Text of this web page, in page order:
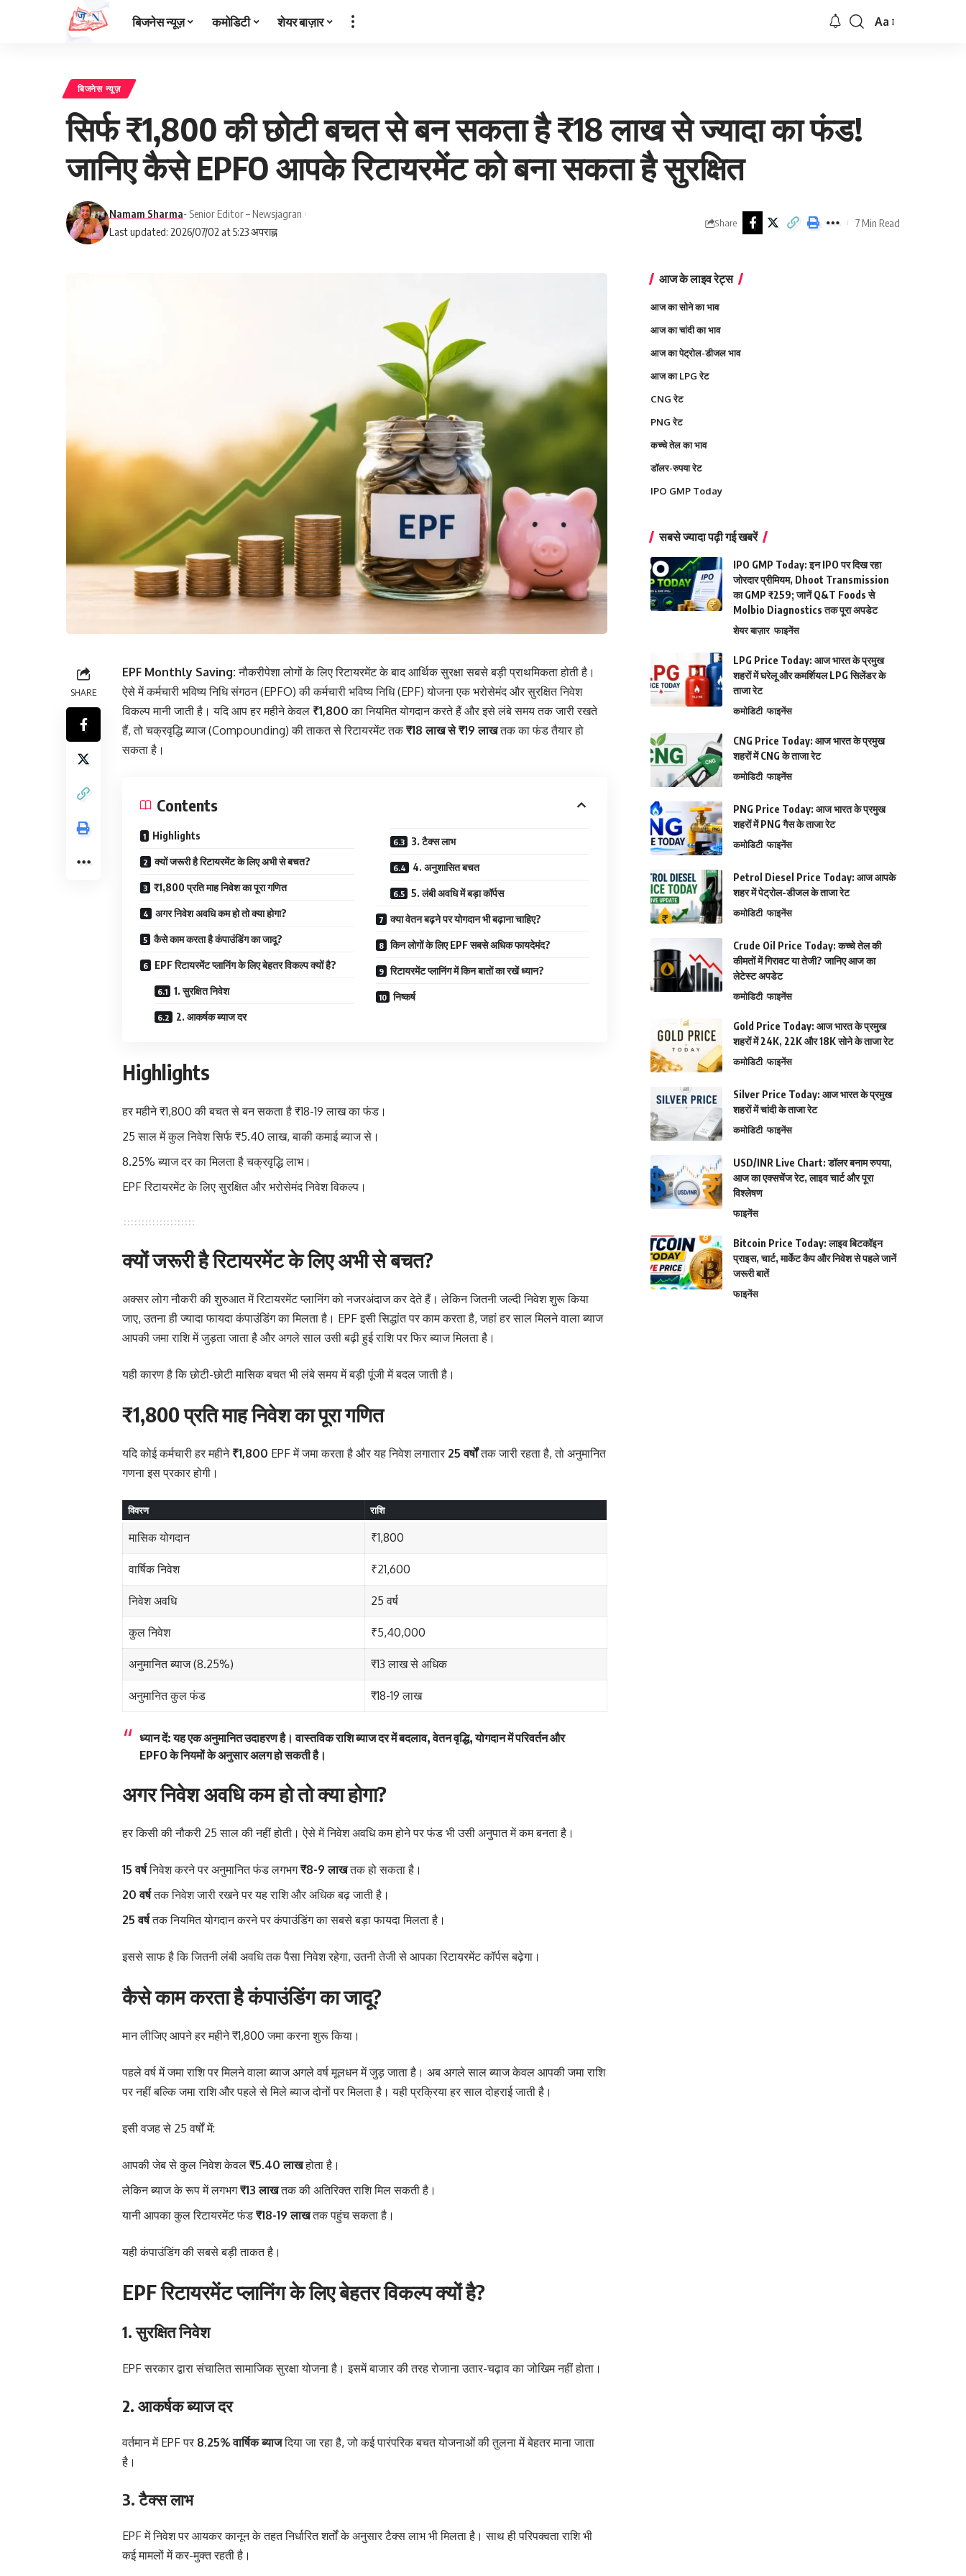
बिजनेस न्यूज़ कमोडिटी शेयर बाज़ार
Font
Aa
बिजनेस न्यूज़
सिर्फ ₹1,800 की छोटी बचत से बन सकता है ₹18 लाख से ज्यादा का फंड!
जानिए कैसे EPFO आपके रिटायरमेंट को बना सकता है सुरक्षित
Last updated: 2026/07/02 at 5:23 अपराह्न
Namam Sharma- Senior Editor – Newsjagran
Share 7 Min Read
SHARE
EPF Monthly Saving: नौकरीपेशा लोगों के लिए रिटायरमेंट के बाद आर्थिक सुरक्षा सबसे बड़ी प्राथमिकता होती है।
ऐसे में कर्मचारी भविष्य निधि संगठन (EPFO) की कर्मचारी भविष्य निधि (EPF) योजना एक भरोसेमंद और सुरक्षित निवेश
विकल्प मानी जाती है। यदि आप हर महीने केवल ₹1,800 का नियमित योगदान करते हैं और इसे लंबे समय तक जारी रखते
हैं, तो चक्रवृद्धि ब्याज (Compounding) की ताकत से रिटायरमेंट तक₹18 लाख से ₹19 लाखतक का फंड तैयार हो
सकता है।
Contents
Highlights
क्यों जरूरी है रिटायरमेंट के लिए अभी से बचत?
₹1,800 प्रति माह निवेश का पूरा गणित
अगर निवेश अवधि कम हो तो क्या होगा?
कैसे काम करता है कंपाउंडिंग का जादू?
EPF रिटायरमेंट प्लानिंग के लिए बेहतर विकल्प क्यों है?
1. सुरक्षित निवेश
2. आकर्षक ब्याज दर
3. टैक्स लाभ
4. अनुशासित बचत
5. लंबी अवधि में बड़ा कॉर्पस
क्या वेतन बढ़ने पर योगदान भी बढ़ाना चाहिए?
किन लोगों के लिए EPF सबसे अधिक फायदेमंद?
रिटायरमेंट प्लानिंग में किन बातों का रखें ध्यान?
निष्कर्ष
Highlights
हर महीने ₹1,800 की बचत से बन सकता है ₹18-19 लाख का फंड।
25 साल में कुल निवेश सिर्फ ₹5.40 लाख, बाकी कमाई ब्याज से।
8.25% ब्याज दर का मिलता है चक्रवृद्धि लाभ।
EPF रिटायरमेंट के लिए सुरक्षित और भरोसेमंद निवेश विकल्प।
क्यों जरूरी है रिटायरमेंट के लिए अभी से बचत?
अक्सर लोग नौकरी की शुरुआत में रिटायरमेंट प्लानिंग को नजरअंदाज कर देते हैं। लेकिन जितनी जल्दी निवेश शुरू किया
जाए, उतना ही ज्यादा फायदा कंपाउंडिंग का मिलता है। EPF इसी सिद्धांत पर काम करता है, जहां हर साल मिलने वाला ब्याज
आपकी जमा राशि में जुड़ता जाता है और अगले साल उसी बढ़ी हुई राशि पर फिर ब्याज मिलता है।
यही कारण है कि छोटी-छोटी मासिक बचत भी लंबे समय में बड़ी पूंजी में बदल जाती है।
₹1,800 प्रति माह निवेश का पूरा गणित
यदि कोई कर्मचारी हर महीने ₹1,800 EPF में जमा करता है और यह निवेश लगातार 25 वर्षोंतक जारी रहता है, तो अनुमानित
गणना इस प्रकार होगी।
विवरण राशि
मासिक योगदान ₹1,800
वार्षिक निवेश ₹21,600
निवेश अवधि 25 वर्ष
कुल निवेश ₹5,40,000
अनुमानित ब्याज (8.25%) ₹13 लाख से अधिक
अनुमानित कुल फंड ₹18-19 लाख
ध्यान दें:यह एक अनुमानित उदाहरण है। वास्तविक राशि ब्याज दर में बदलाव, वेतन वृद्धि, योगदान में परिवर्तन और
EPFO के नियमों के अनुसार अलग हो सकती है।
अगर निवेश अवधि कम हो तो क्या होगा?
हर किसी की नौकरी 25 साल की नहीं होती। ऐसे में निवेश अवधि कम होने पर फंड भी उसी अनुपात में कम बनता है।
15 वर्षनिवेश करने पर अनुमानित फंड लगभग₹8-9 लाखतक हो सकता है।
20 वर्षतक निवेश जारी रखने पर यह राशि और अधिक बढ़ जाती है।
25 वर्षतक नियमित योगदान करने पर कंपाउंडिंग का सबसे बड़ा फायदा मिलता है।
इससे साफ है कि जितनी लंबी अवधि तक पैसा निवेश रहेगा, उतनी तेजी से आपका रिटायरमेंट कॉर्पस बढ़ेगा।
कैसे काम करता है कंपाउंडिंग का जादू?
मान लीजिए आपने हर महीने ₹1,800 जमा करना शुरू किया।
पहले वर्ष में जमा राशि पर मिलने वाला ब्याज अगले वर्ष मूलधन में जुड़ जाता है। अब अगले साल ब्याज केवल आपकी जमा राशि
पर नहीं बल्कि जमा राशि और पहले से मिले ब्याज दोनों पर मिलता है। यही प्रक्रिया हर साल दोहराई जाती है।
इसी वजह से 25 वर्षों में:
आपकी जेब से कुल निवेश केवल ₹5.40 लाखहोता है।
लेकिन ब्याज के रूप में लगभग₹13 लाखतक की अतिरिक्त राशि मिल सकती है।
यानी आपका कुल रिटायरमेंट फंड ₹18-19 लाखतक पहुंच सकता है।
यही कंपाउंडिंग की सबसे बड़ी ताकत है।
EPF रिटायरमेंट प्लानिंग के लिए बेहतर विकल्प क्यों है?
1. सुरक्षित निवेश
EPF सरकार द्वारा संचालित सामाजिक सुरक्षा योजना है। इसमें बाजार की तरह रोजाना उतार-चढ़ाव का जोखिम नहीं होता।
2. आकर्षक ब्याज दर
वर्तमान में EPF पर 8.25% वार्षिक ब्याजदिया जा रहा है, जो कई पारंपरिक बचत योजनाओं की तुलना में बेहतर माना जाता
है।
3. टैक्स लाभ
EPF में निवेश पर आयकर कानून के तहत निर्धारित शर्तों के अनुसार टैक्स लाभ भी मिलता है। साथ ही परिपक्वता राशि भी
कई मामलों में कर-मुक्त रहती है।
आज के लाइव रेट्स
आज का सोने का भाव
आज का चांदी का भाव
आज का पेट्रोल-डीजल भाव
आज का LPG रेट
CNG रेट
PNG रेट
कच्चे तेल का भाव
डॉलर-रुपया रेट
IPO GMP Today
सबसे ज्यादा पढ़ी गई खबरें
IPO GMP Today: इन IPO पर दिख रहा
जोरदार प्रीमियम, Dhoot Transmission
का GMP ₹259; जानें Q&T Foods से
Molbio Diagnostics तक पूरा अपडेट
शेयर बाज़ार फाइनेंस
LPG Price Today: आज भारत के प्रमुख
शहरों में घरेलू और कमर्शियल LPG सिलेंडर के
ताजा रेट
कमोडिटी फाइनेंस
CNG Price Today: आज भारत के प्रमुख
शहरों में CNG के ताजा रेट
कमोडिटी फाइनेंस
PNG Price Today: आज भारत के प्रमुख
शहरों में PNG गैस के ताजा रेट
कमोडिटी फाइनेंस
Petrol Diesel Price Today: आज आपके
शहर में पेट्रोल-डीजल के ताजा रेट
कमोडिटी फाइनेंस
Crude Oil Price Today: कच्चे तेल की
कीमतों में गिरावट या तेजी? जानिए आज का
लेटेस्ट अपडेट
कमोडिटी फाइनेंस
Gold Price Today: आज भारत के प्रमुख
शहरों में 24K, 22K और 18K सोने के ताजा रेट
कमोडिटी फाइनेंस
Silver Price Today: आज भारत के प्रमुख
शहरों में चांदी के ताजा रेट
कमोडिटी फाइनेंस
USD/INR Live Chart: डॉलर बनाम रुपया,
आज का एक्सचेंज रेट, लाइव चार्ट और पूरा
विश्लेषण
फाइनेंस
Bitcoin Price Today: लाइव बिटकॉइन
प्राइस, चार्ट, मार्केट कैप और निवेश से पहले जानें
जरूरी बातें
फाइनेंस